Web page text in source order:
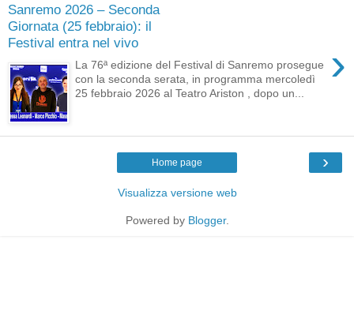
Sanremo 2026 – Seconda
Giornata (25 febbraio): il
Festival entra nel vivo
›
La 76ª edizione del Festival di Sanremo prosegue
con la seconda serata, in programma mercoledì
25 febbraio 2026 al Teatro Ariston , dopo un...
›
Home page
Visualizza versione web
Powered by Blogger.